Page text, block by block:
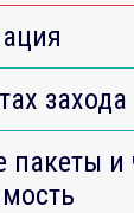
захода
пакеты и